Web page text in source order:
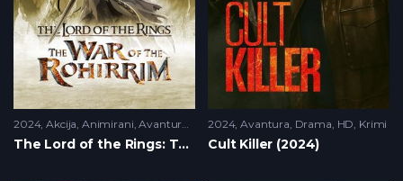
2024 Akcija, Animirani,Avantura HD
The Lord of the Rings: The War of the Rohirrim (2024)
2024 Avantura, Drama, HD, Krimi
Cult Killer (2024)